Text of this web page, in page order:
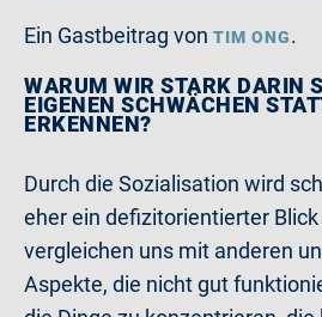
Ein Gastbeitrag von TIM ONG.
WARUM WIR STARK DARIN
EIGENEN SCHWÄCHEN
ERKENNEN?
Durch die Sozialisation wird
eher ein defizitorientierter
vergleichen uns mit anderen
Aspekte, die nicht gut